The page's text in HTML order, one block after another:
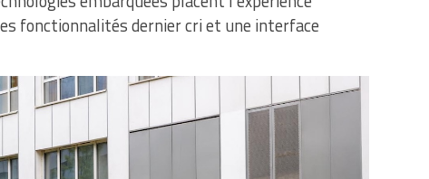
fonctionnalités dernier cri et une interface